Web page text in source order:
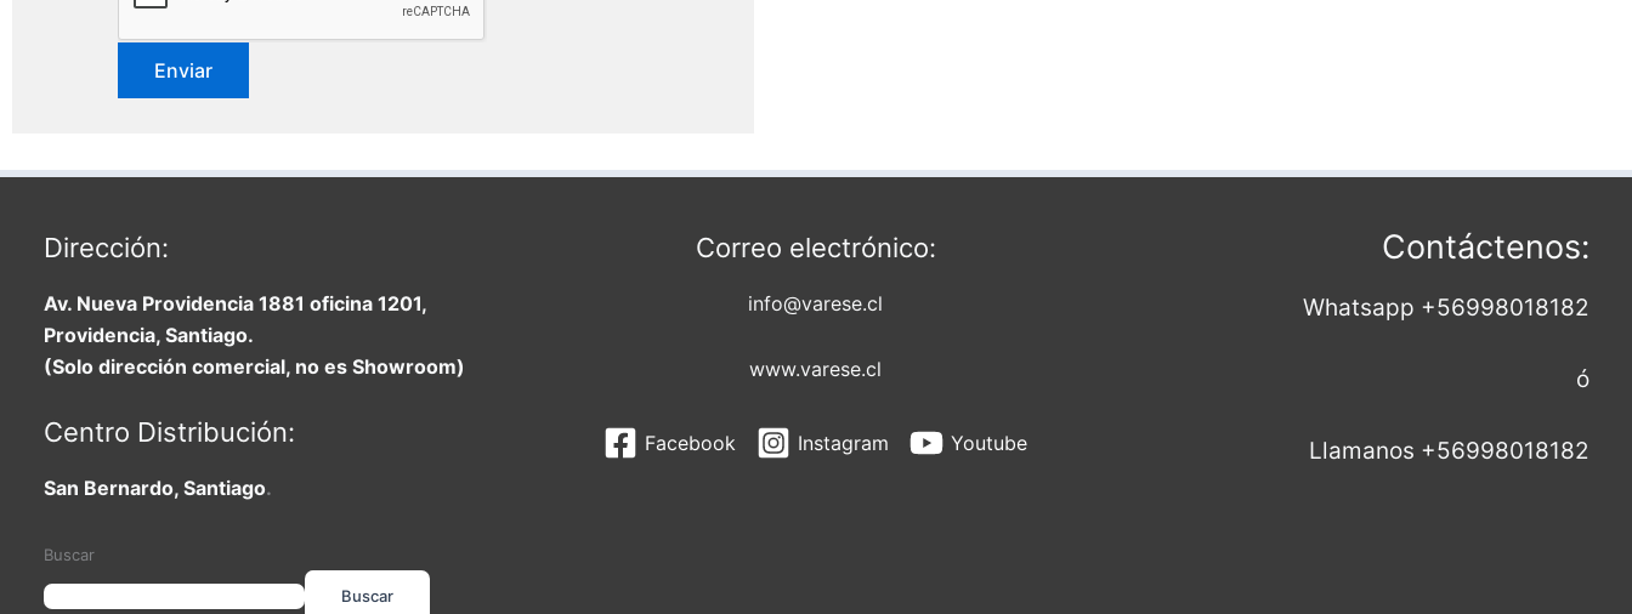
Dirección:
Av. Nueva Providencia 1881 oficina 1201,
Providencia, Santiago.
(Solo dirección comercial, no es Showroom)
Centro Distribución:
San Bernardo, Santiago.
Buscar
Buscar
Correo electrónico:
info@varese.cl
www.varese.cl
Facebook Instagram Youtube
Contáctenos:
Whatsapp +56998018182
ó
Llamanos +56998018182